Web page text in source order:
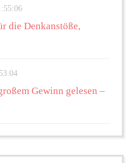
die Denkanstöße,
Gewinn gelesen –